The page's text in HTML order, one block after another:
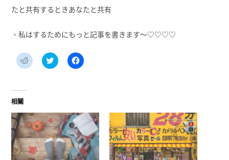
たと共有するときあなたと共有
、私はするためにもっと記事を書きます〜♡♡♡♡
分
享
開
啟)
分
享
開
啟)
按
一
新
窗
中
開
啟)
相關